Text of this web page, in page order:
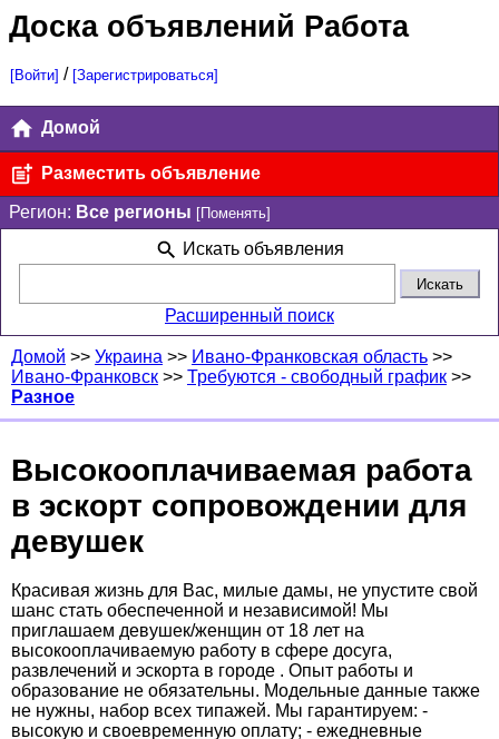
Доска объявлений Работа
[Войти] / [Зарегистрироваться]
Домой
Разместить объявление
Регион: Все регионы [Поменять]
Искать объявления
Расширенный поиск
Домой >> Украина >> Ивано-Франковская область >>
Ивано-Франковск >> Требуются - свободный график >>
Разное
Высокооплачиваемая работа
в эскорт сопровождении для
девушек
Красивая жизнь для Вас, милые дамы, не упустите свой
шанс стать обеспеченной и независимой! Мы
приглашаем девушек/женщин от 18 лет на
высокооплачиваемую работу в сфере досуга,
развлечений и эскорта в городе . Опыт работы и
образование не обязательны. Модельные данные также
не нужны, набор всех типажей. Мы гарантируем: -
высокую и своевременную оплату; - ежедневные